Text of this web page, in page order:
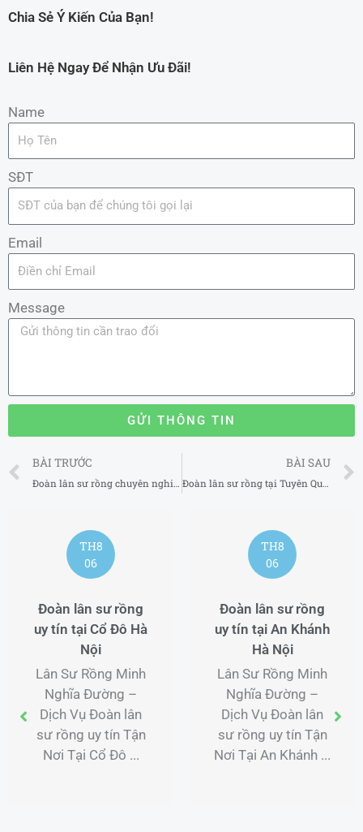
Chia Sẻ Ý Kiến Của Bạn!
Liên Hệ Ngay Để Nhận Ưu Đãi!
Name
SĐT
Email
Message
GỬI THÔNG TIN
Prev
BÀI TRƯỚC
Đoàn lân sư rồng chuyên nghiệp tại Cà Mau
BÀI SAU
Đoàn lân sư rồng tại Tuyên Quang
TH8
06
Đoàn lân sư rồng
uy tín tại Cổ Đô Hà
Nội
Lân Sư Rồng Minh
Nghĩa Đường –
Dịch Vụ Đoàn lân
sư rồng uy tín Tận
Nơi Tại Cổ Đô ...
TH8
06
Đoàn lân sư rồng
uy tín tại An Khánh
Hà Nội
Lân Sư Rồng Minh
Nghĩa Đường –
Dịch Vụ Đoàn lân
sư rồng uy tín Tận
Nơi Tại An Khánh ...